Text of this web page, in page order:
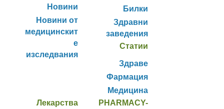
Новини
Новини от
медицинскит
е
изследвания
Билки
Здравни
заведения
Статии
Здраве
Фармация
Медицина
Лекарства
PHARMACY-